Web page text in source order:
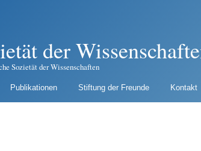
der
Sozietät der Wissenschaften
Publikationen Stiftung der Freunde Kontakt